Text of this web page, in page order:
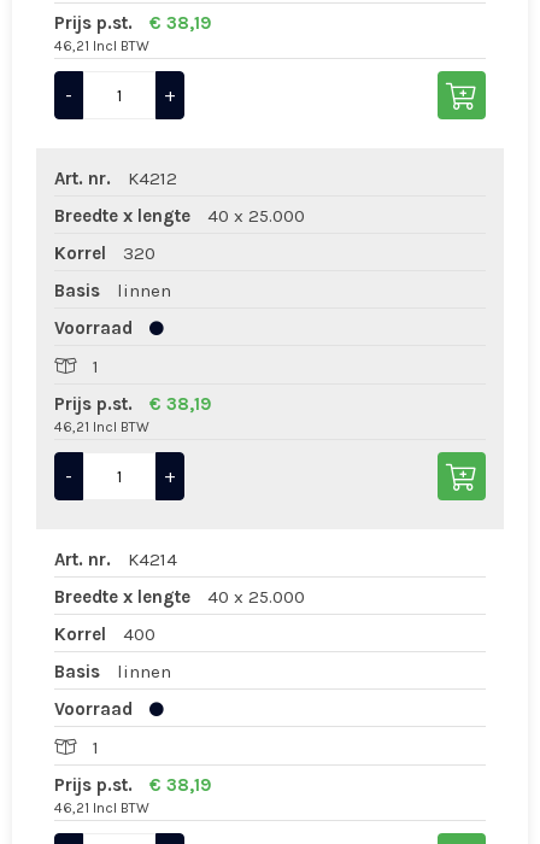
Prijs p.st. € 38,19
46,21 Incl BTW
- +
Art. nr.
K4212
Breedte x lengte
40 x 25.000
Korrel
320
Basis
linnen
Voorraad
1
Prijs p.st.
€ 38,19
46,21 Incl BTW
- +
Art. nr.
K4214
Breedte x lengte
40 x 25.000
Korrel
400
Basis
linnen
Voorraad
1
Prijs p.st.
€ 38,19
46,21 Incl BTW